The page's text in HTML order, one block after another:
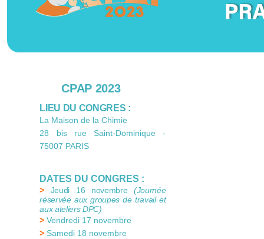
CPAP 2023
LIEU DU CONGRES :
La Maison de la Chimie
28 bis rue Saint-Dominique -
75007 PARIS
DATES DU CONGRES :
> Jeudi 16 novembre(Journée
réservée aux groupes de travail et
aux ateliers DPC)
> Vendredi 17 novembre
> Samedi 18 novembre